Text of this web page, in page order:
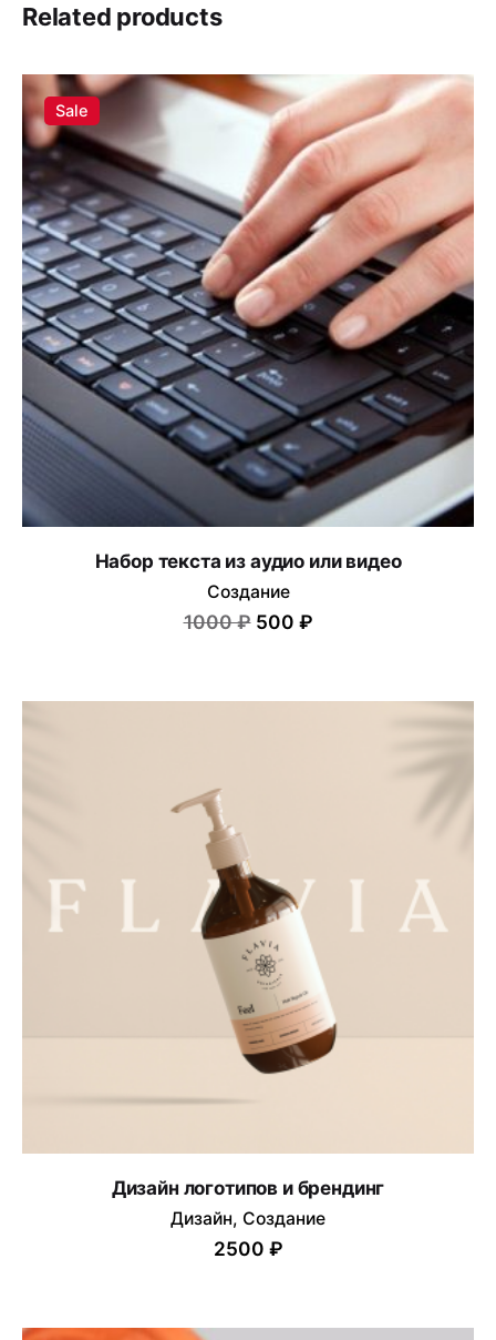
Name *
Email*
Сохранить моё имя, email и адрес сайта в этом
браузере для последующих моих комментариев.
Submit Review
Related products
Sale
Набор текста из аудио или видео
Создание
1000 ₽500 ₽
Дизайн логотипов и брендинг
Дизайн Создание
2500 ₽